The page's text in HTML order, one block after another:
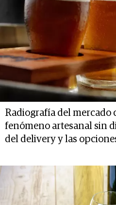
Radiografía del mercado
fenómeno artesanal sin
del delivery y las